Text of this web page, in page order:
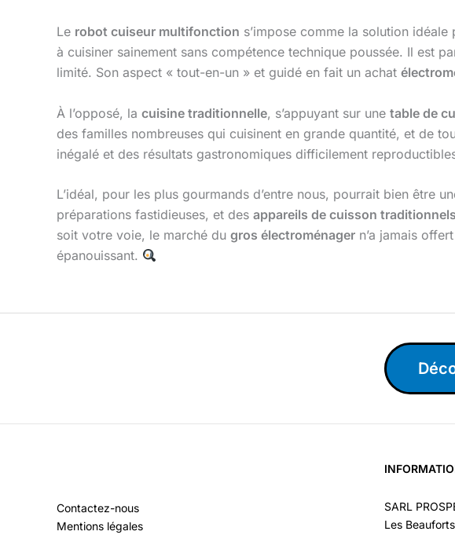
Le robot cuiseur multifonction s’impose comme la solution
à cuisiner sainement sans compétence technique poussée. Il est
limité. Son aspect « tout-en-un » et guidé en fait un achat
À l’opposé, la cuisine traditionnelle, s’appuyant sur une table de
des familles nombreuses qui cuisinent en grande quantité, et de
inégalé et des résultats gastronomiques difficilement
L’idéal, pour les plus gourmands d’entre nous, pourrait bien être
préparations fastidieuses, et des appareils de cuisson traditionnels
soit votre voie, le marché du gros électroménager n’a jamais
épanouissant.
Contactez-nous
Mentions légales
SARL
Les Beauforts